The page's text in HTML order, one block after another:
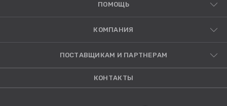
ПОМОЩЬ
КОМПАНИЯ
ПОСТАВЩИКАМ И ПАРТНЕРАМ
КОНТАКТЫ